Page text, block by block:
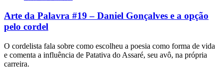
Arte da Palavra #19 – Daniel Gonçalves e a opção
pelo cordel
O cordelista fala sobre como escolheu a poesia como forma de vida
e comenta a influência de Patativa do Assaré, seu avô, na própria
carreira.